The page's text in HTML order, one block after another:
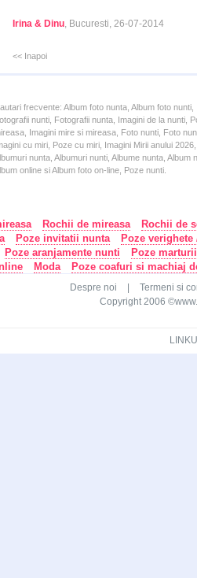
Irina & Dinu, Bucuresti, 26-07-2014
<< Inapoi
frecvente: Album foto nunta, Album foto
nunti, Fotografii nunta, Imagini de la nunti,
Imagini mire si mireasa, Foto nunti, Foto
cu miri, Poze cu miri, Imagini Mirii anului
nunta, Albumuri nunti, Albume nunta,
online si Album foto on-line, Poze nunti.
Rochii de mireasa
Rochii de
Poze invitatii nunta
Poze
Poze aranjamente nunti
Poze
Moda Poze coafuri si machiaj
Despre noi
Termeni si
Copyright 2006